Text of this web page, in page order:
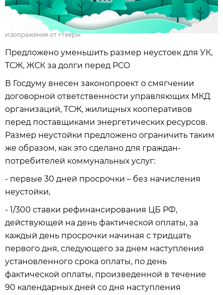
Изображение от Freepik
Предложено уменьшить размер неустоек для УК,
ТСЖ, ЖСК за долги перед РСО
В Госдуму внесен законопроект о смягчении
договорной ответственности управляющих МКД
организаций, ТСЖ, жилищных кооперативов
перед поставщиками энергетических ресурсов.
Размер неустойки предложено ограничить таким
же образом, как это сделано для граждан-
потребителей коммунальных услуг:
- первые 30 дней просрочки – без начисления
неустойки,
- 1/300 ставки рефинансирования ЦБ РФ,
действующей на день фактической оплаты, за
каждый день просрочки начиная с тридцать
первого дня, следующего за днем наступления
установленного срока оплаты, по день
фактической оплаты, произведенной в течение
90 календарных дней со дня наступления